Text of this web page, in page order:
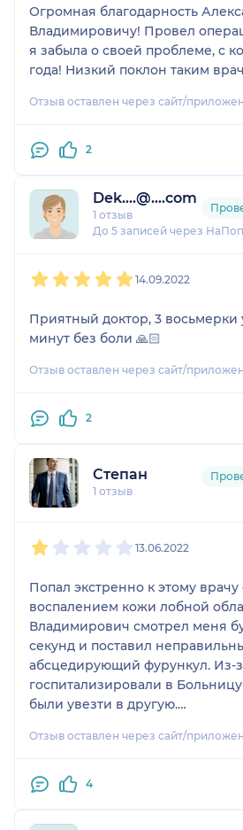
Огромная благодарность
Владимировичу! Провел
я забыла о своей проблеме, с
года! Низкий поклон таким
Отзыв оставлен через сайт/
2
Dek....@....com
1 отзыв
До 5 записей через
14.09.2022
Приятный доктор, 3 восьмерки
минут без боли 🙏🏻
Отзыв оставлен через сайт/
2
Степан
1 отзыв
13.06.2022
Попал экстренно к этому
воспалением кожи лобной
Владимирович смотрел меня
секунд и поставил
абсцедирующий фурункул. Из-
госпитализировали в
были увезти в другую.
Лечение было назначено не
врача для правильного
перед своим профессором он
Отзыв оставлен через сайт/
4